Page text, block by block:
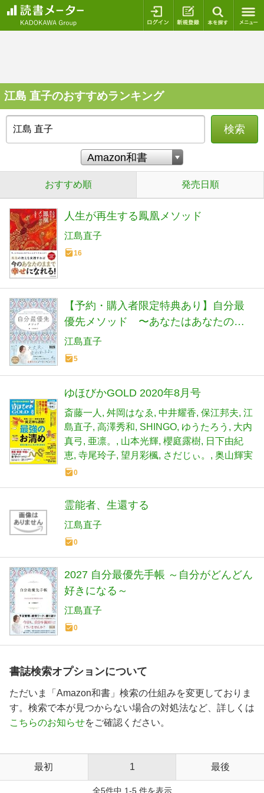
ログイン 新規登録
江島 直子のおすすめランキング
検索
おすすめ順 発売日順
人生が再生する鳳凰メソッド
江島直子
16
【予約・購入者限定特典あり】自分最
優先メソッド 〜あなたはあなたの世
界の主人公。本当の自分を迎えに行け
ば、人生はやさしく回りだす〜
江島直子
5
ゆほびかGOLD 2020年8月号
斎藤一人 舛岡はなゑ 中井耀香 保江邦夫 江
島直子 高澤秀和 SHINGO ゆうたろう
大内
真弓
亜凛。 山本光輝 櫻庭露樹
日下由紀
恵 寺尾玲子 望月彩楓 さだじぃ。 奥山輝実
0
霊能者、生還する
江島直子
0
2027 自分最優先手帳 ～自分がどんどん
好きになる～
江島直子
0
書誌検索オプションについて
ただいま「Amazon和書」検索の仕組みを変更しておりま
す。検索で本が見つからない場合の対処法など、詳しくは
こちらのお知らせをご確認ください。
最初 1 最後
全5件中 1-5 件を表示